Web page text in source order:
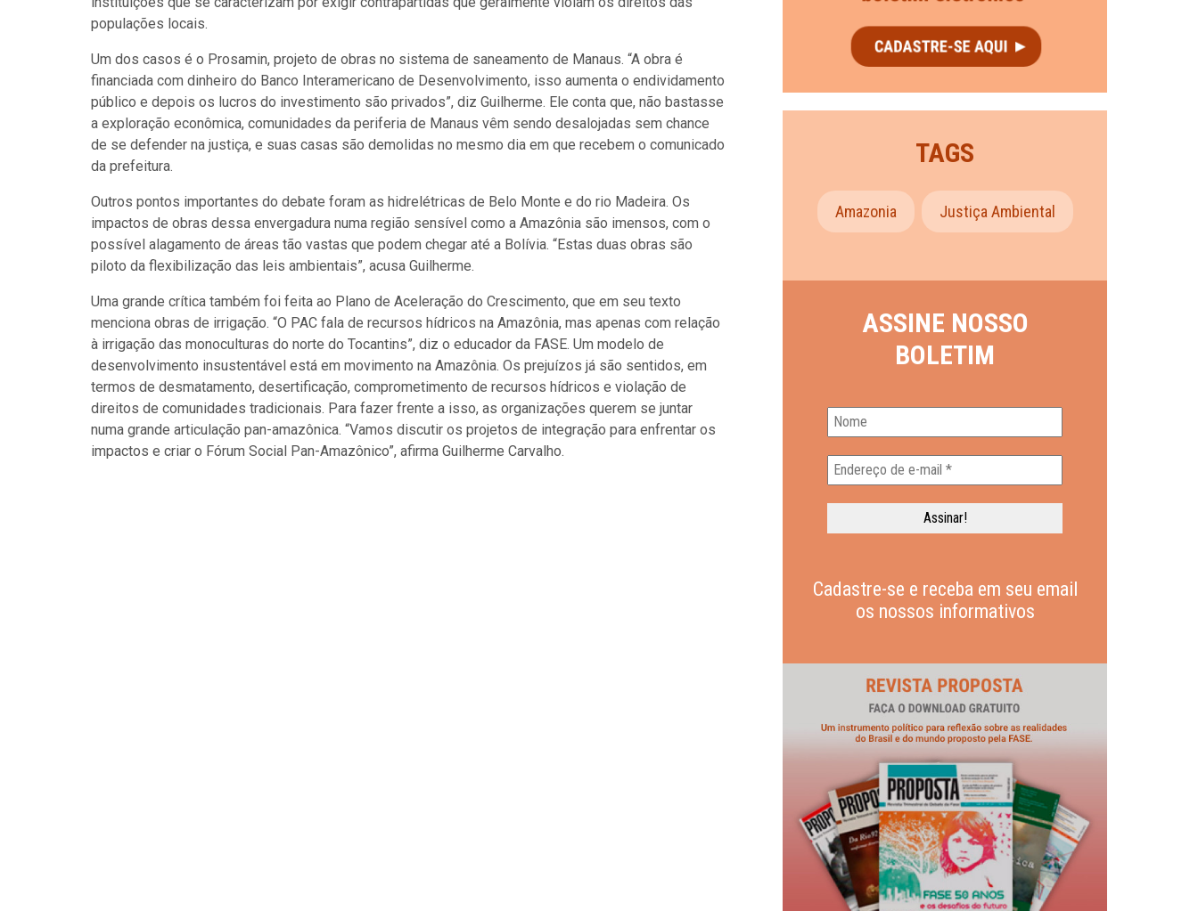
populações locais.
Um dos casos é o Prosamin, projeto de obras no sistema de saneamento de Manaus. “A obra é
financiada com dinheiro do Banco Interamericano de Desenvolvimento, isso aumenta o endividamento
público e depois os lucros do investimento são privados”, diz Guilherme. Ele conta que, não bastasse
a exploração econômica, comunidades da periferia de Manaus vêm sendo desalojadas sem chance
de se defender na justiça, e suas casas são demolidas no mesmo dia em que recebem o comunicado
da prefeitura.
Outros pontos importantes do debate foram as hidrelétricas de Belo Monte e do rio Madeira. Os
impactos de obras dessa envergadura numa região sensível como a Amazônia são imensos, com o
possível alagamento de áreas tão vastas que podem chegar até a Bolívia. “Estas duas obras são
piloto da flexibilização das leis ambientais”, acusa Guilherme.
Uma grande crítica também foi feita ao Plano de Aceleração do Crescimento, que em seu texto
menciona obras de irrigação. “O PAC fala de recursos hídricos na Amazônia, mas apenas com relação
à irrigação das monoculturas do norte do Tocantins”, diz o educador da FASE. Um modelo de
desenvolvimento insustentável está em movimento na Amazônia. Os prejuízos já são sentidos, em
termos de desmatamento, desertificação, comprometimento de recursos hídricos e violação de
direitos de comunidades tradicionais. Para fazer frente a isso, as organizações querem se juntar
numa grande articulação pan-amazônica. “Vamos discutir os projetos de integração para enfrentar os
impactos e criar o Fórum Social Pan-Amazônico”, afirma Guilherme Carvalho.
TAGS
Amazonia Justiça Ambiental
ASSINE NOSSO
BOLETIM
Cadastre-se e receba em seu email
os nossos informativos